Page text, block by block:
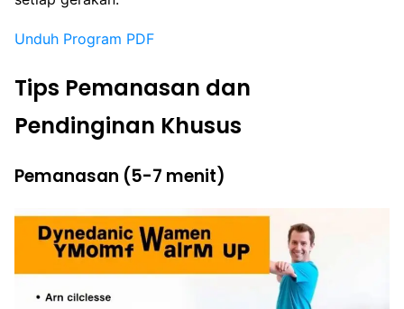
Unduh Program PDF
Tips Pemanasan dan
Pendinginan Khusus
Pemanasan (5-7 menit)